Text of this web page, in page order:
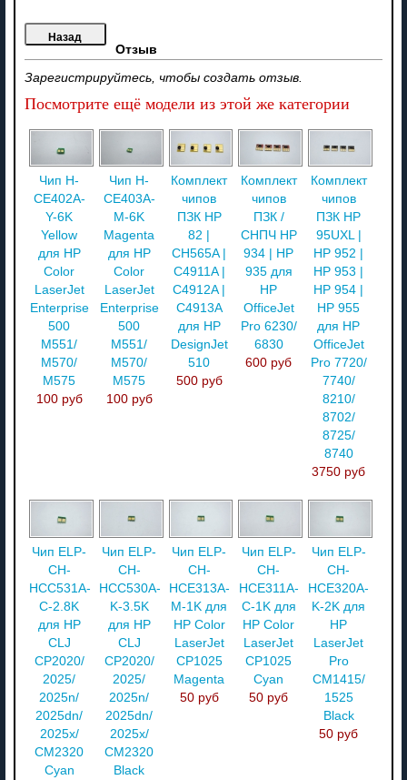
Отзыв
Зарегистрируйтесь, чтобы создать отзыв.
Посмотрите ещё модели из этой же категории
Чип H-
CE402A-
Y-6K
Yellow
для HP
Color
LaserJet
Enterprise
500
M551/
M570/
M575
100 руб
Чип H-
CE403A-
M-6K
Magenta
для HP
Color
LaserJet
Enterprise
500
M551/
M570/
M575
100 руб
Комплект
чипов
ПЗК HP
82 |
CH565A |
C4911A |
C4912A |
C4913A
для HP
DesignJet
510
500 руб
Комплект
чипов
ПЗК /
СНПЧ HP
934 | HP
935 для
HP
OfficeJet
Pro 6230/
6830
600 руб
Комплект
чипов
ПЗК HP
95UXL |
HP 952 |
HP 953 |
HP 954 |
HP 955
для HP
OfficeJet
Pro 7720/
7740/
8210/
8702/
8725/
8740
3750 руб
Чип ELP-
CH-
HCC531A-
C-2.8K
для HP
CLJ
CP2020/
2025/
2025n/
2025dn/
2025x/
CM2320
Cyan
Чип ELP-
CH-
HCC530A-
K-3.5K
для HP
CLJ
CP2020/
2025/
2025n/
2025dn/
2025x/
CM2320
Black
Чип ELP-
CH-
HCE313A-
M-1K для
HP Color
LaserJet
CP1025
Magenta
50 руб
Чип ELP-
CH-
HCE311A-
С-1K для
HP Color
LaserJet
CP1025
Cyan
50 руб
Чип ELP-
CH-
HCE320A-
K-2K для
HP
LaserJet
Pro
CM1415/
1525
Black
50 руб